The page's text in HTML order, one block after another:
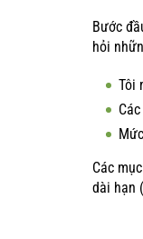
Bước
hỏi
Tôi
Các
dài hạn